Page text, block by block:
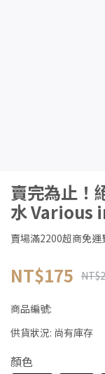
賣完為止！
水 Various
賣場滿2200超商免運
NT$175
商品編號:
供貨狀況: 尚有庫存
顏色